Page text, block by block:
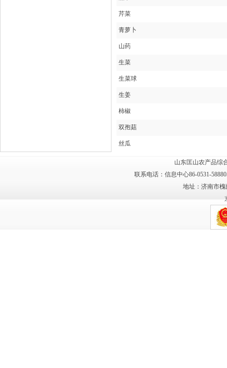
芹菜
青萝卜
山药
生菜
生菜球
生姜
柿椒
双孢菇
丝瓜
山东匡山农产品
联系电话：信息中心86-0531-
地址：济南市